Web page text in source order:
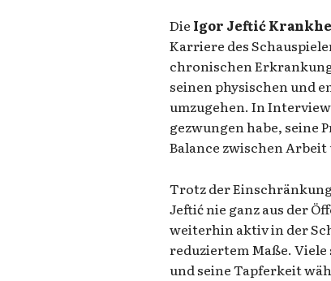
Die Igor Jeftić
Karriere des
chronischen
seinen physischen und
umzugehen. In
gezwungen habe, seine
Balance zwischen
Trotz der
Jeftić nie ganz aus der
weiterhin aktiv in der
reduziertem Maße. Viele
und seine Tapferkeit